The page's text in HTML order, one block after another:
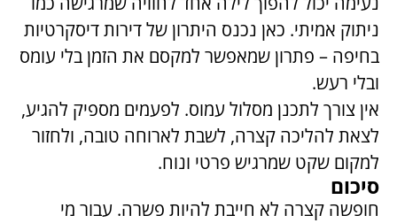
ניתוק אמיתי. כאן נכנס היתרון של דירות דיסקרטיות
בחיפה – פתרון שמאפשר למקסם את הזמן בלי עומס
ובלי רעש.
אין צורך לתכנן מסלול עמוס. לפעמים מספיק להגיע,
לצאת להליכה קצרה, לשבת לארוחה טובה, ולחזור
למקום שקט שמרגיש פרטי ונוח.
סיכום
חופשה קצרה לא חייבת להיות פשרה. עבור מי